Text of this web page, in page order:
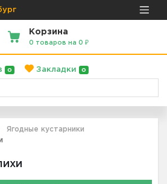
Корзина
0 товаров на 0 ₽
0 Закладки 0
Ягодные кустарники